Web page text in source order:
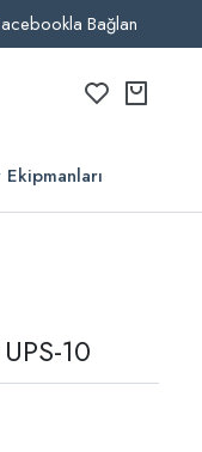
Bağlan
Ekipmanları
10